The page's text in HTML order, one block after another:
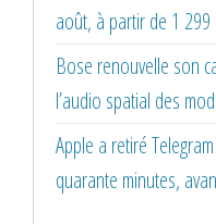
août, à partir de 1
Bose renouvelle son
l’audio spatial des
Apple a retiré
quarante minutes,